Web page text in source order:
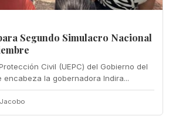
Segundo Simulacro Nacional
Civil (UEPC) del Gobierno del
encabeza la gobernadora Indira...